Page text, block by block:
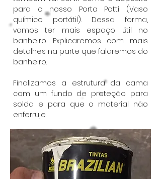
para o nosso Porta Potti (Vaso
químico portátil). Dessa forma,
vamos ter mais espaço útil no
banheiro. Explicaremos com mais
detalhes na parte que falaremos do
banheiro.
Finalizamos a estrutura da cama
com um fundo de proteção para
solda e para que o material não
enferruje.